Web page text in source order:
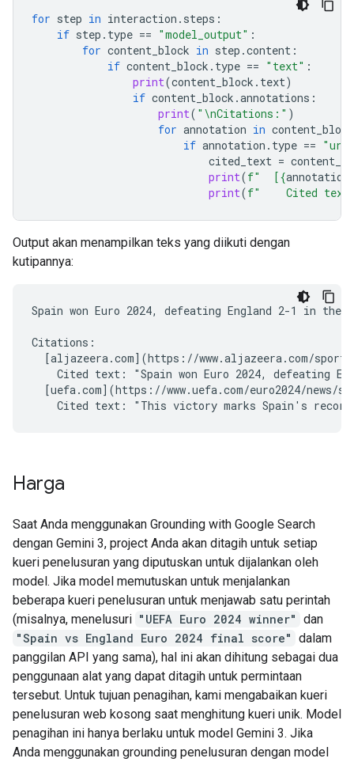
for step in interaction . steps :
if step . type == "model_output" :
for content_block in step .content :
if content_block . type == "text" :
print(content_block . text)
if content_block .annotations :
print( " \nCitations:" )
for annotation in content_block
if annotation . type ==
cited_text =
print(f"  [{annotation
print(f"    Cited
Output akan menampilkan teks yang diikuti dengan
kutipannya:
Spain won Euro 2024, defeating England 2-1 in
Citations:
[aljazeera.com](https://www.aljazeera.com/
Cited text: "Spain won Euro 2024, defeating
[uefa.com](https://www.uefa.com/euro2024/news/
Harga
Saat Anda menggunakan Grounding with Google Search
dengan Gemini 3, project Anda akan ditagih untuk setiap
kueri penelusuran yang diputuskan untuk dijalankan oleh
model. Jika model memutuskan untuk menjalankan
beberapa kueri penelusuran untuk menjawab satu perintah
(misalnya, menelusuri "UEFA Euro 2024 winner" dan
"Spain vs England Euro 2024 final score" dalam
panggilan API yang sama), hal ini akan dihitung sebagai dua
penggunaan alat yang dapat ditagih untuk permintaan
tersebut. Untuk tujuan penagihan, kami mengabaikan kueri
penelusuran web kosong saat menghitung kueri unik. Model
penagihan ini hanya berlaku untuk model Gemini 3. Jika
Anda menggunakan grounding penelusuran dengan model